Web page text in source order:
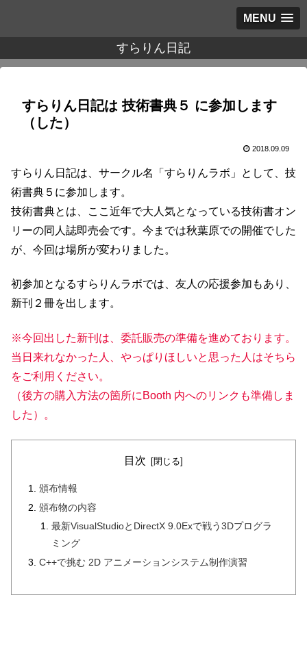
MENU
すらりん日記
すらりん日記は 技術書典５ に参加します
（した）
2018.09.09
すらりん日記は、サークル名「すらりんラボ」として、技
術書典５に参加します。
技術書典とは、ここ近年で大人気となっている技術書オン
リーの同人誌即売会です。今までは秋葉原での開催でした
が、今回は場所が変わりました。
初参加となるすらりんラボでは、友人の応援参加もあり、
新刊２冊を出します。
※今回出した新刊は、委託販売の準備を進めております。
当日来れなかった人、やっぱりほしいと思った人はそちら
をご利用ください。
（後方の購入方法の箇所にBooth 内へのリンクも準備しま
した）。
目次
頒布情報
頒布物の内容
最新VisualStudioとDirectX 9.0Exで戦う3Dプログラ
ミング
C++で挑む 2D アニメーションシステム制作演習